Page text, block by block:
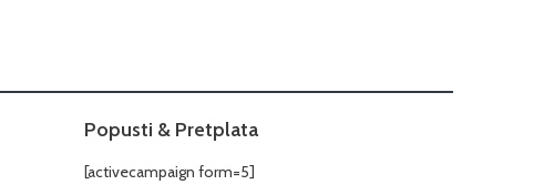
Popusti & Pretplata
[activecampaign form=5]